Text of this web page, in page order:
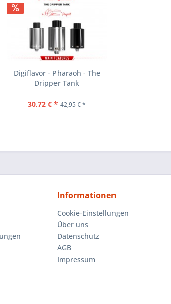
Digiflavor - Pharaoh - The
Dripper Tank
30,72 € * 42,95 € *
Informationen
Cookie-Einstellungen
Über uns
Datenschutz
AGB
Impressum